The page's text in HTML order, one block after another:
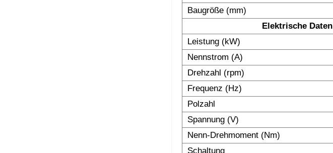
Baugröße (mm)
Elektrische Daten
Leistung (kW)
Nennstrom (A)
Drehzahl (rpm)
Frequenz (Hz)
Polzahl
Spannung (V)
Nenn-Drehmoment (Nm)
Schaltung